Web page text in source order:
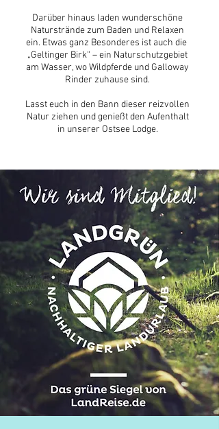
Darüber hinaus laden wunderschöne
Naturstrände zum Baden und Relaxen
ein. Etwas ganz Besonderes ist auch die
„Geltinger Birk“ – ein Naturschutzgebiet
am Wasser, wo Wildpferde und Galloway
Rinder zuhause sind.
Lasst euch in den Bann dieser reizvollen
Natur ziehen und genießt den Aufenthalt
in unserer Ostsee Lodge.